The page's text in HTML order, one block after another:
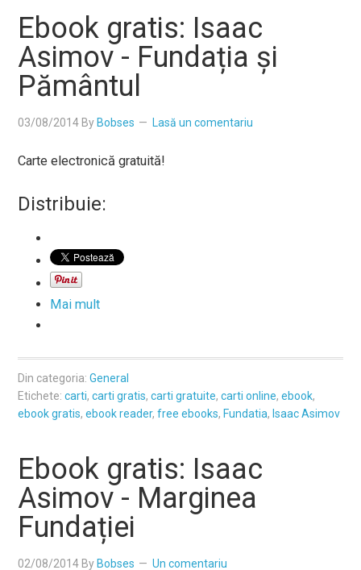
Ebook gratis: Isaac
Asimov - Fundația și
Pământul
03/08/2014 By Bobses Lasă un comentariu
Carte electronică gratuită!
Distribuie:
Mai mult
Din categoria:General
Etichete:carti,carti gratis,carti gratuite,carti online,ebook,
ebook gratis,ebook reader,free ebooks, Fundatia, Isaac Asimov
Ebook gratis: Isaac
Asimov - Marginea
Fundației
02/08/2014 By Bobses Un comentariu